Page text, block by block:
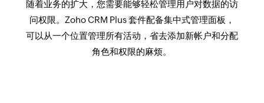
随着业务的扩大，您需要能够轻松管理用户对数据的访
问权限。Zoho CRM Plus 套件配备集中式管理面板，
可以从一个位置管理所有活动，省去添加新帐户和分配
角色和权限的麻烦。